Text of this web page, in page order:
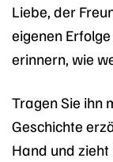
Liebe, der
eigenen
erinnern, wie
Tragen Sie ihn
Geschichte
Hand und